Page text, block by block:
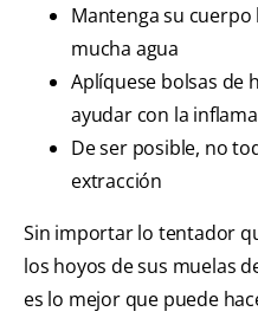
Mantenga su
mucha agua
Aplíquese bolsas de
ayudar con la
De ser posible, no
extracción
Sin importar lo tentador
los hoyos de sus muelas
es lo mejor que puede